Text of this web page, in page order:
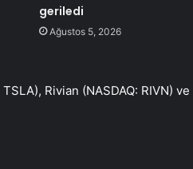
geriledi
Ağustos 5, 2026
TSLA), Rivian (NASDAQ: RIVN) ve